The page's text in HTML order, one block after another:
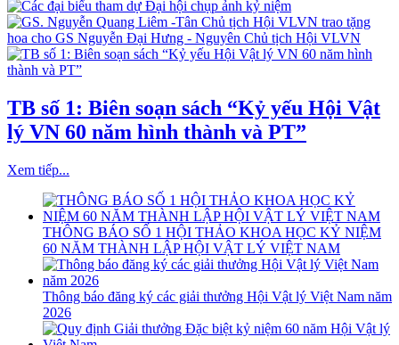
TB số 1: Biên soạn sách “Kỷ yếu Hội Vật
lý VN 60 năm hình thành và PT”
Xem tiếp...
THÔNG BÁO SỐ 1 HỘI THẢO KHOA HỌC KỶ NIỆM
60 NĂM THÀNH LẬP HỘI VẬT LÝ VIỆT NAM
Thông báo đăng ký các giải thưởng Hội Vật lý Việt Nam năm
2026